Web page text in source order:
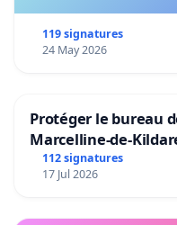
119 signatures
24 May 2026
Protéger le bureau
Marcelline-de-
112 signatures
17 Jul 2026